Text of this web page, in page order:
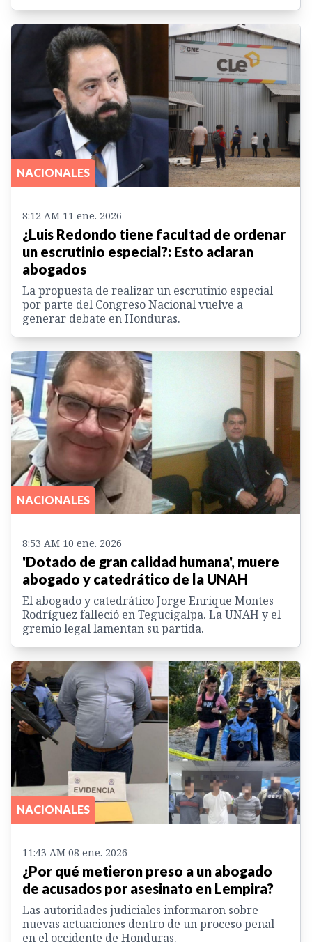
NACIONALES
8:12 AM 11 ene. 2026
¿Luis Redondo tiene facultad de ordenar
un escrutinio especial?: Esto aclaran
abogados
La propuesta de realizar un escrutinio especial
por parte del Congreso Nacional vuelve a
generar debate en Honduras.
NACIONALES
8:53 AM 10 ene. 2026
'Dotado de gran calidad humana', muere
abogado y catedrático de la UNAH
El abogado y catedrático Jorge Enrique Montes
Rodríguez falleció en Tegucigalpa. La UNAH y el
gremio legal lamentan su partida.
NACIONALES
11:43 AM 08 ene. 2026
¿Por qué metieron preso a un abogado
de acusados por asesinato en Lempira?
Las autoridades judiciales informaron sobre
nuevas actuaciones dentro de un proceso penal
en el occidente de Honduras.